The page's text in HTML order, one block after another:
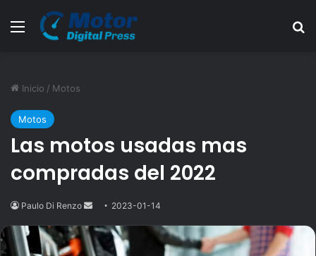
Menú
Inicio / Motos
Motos
Las motos usadas mas
compradas del 2022
Paulo Di Renzo
Send
email
2023-01-14